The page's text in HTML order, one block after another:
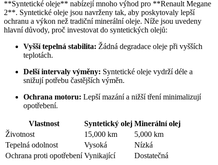
**Syntetické oleje** nabízejí mnoho výhod pro **Renault Megane
2**. Syntetické oleje jsou navrženy tak, aby poskytovaly lepší
ochranu a výkon než tradiční minerální oleje. Níže jsou uvedeny
hlavní důvody, proč investovat do syntetických olejů:
Vyšší tepelná stabilita: Žádná degradace oleje při vyšších
teplotách.
Delší intervaly výměny: Syntetické oleje vydrží déle a
snižují potřebu častějších výměn.
Ochrana motoru: Lepší mazání a nižší tření minimalizují
opotřebení.
Vlastnost Syntetický olej Minerální olej
Životnost
15,000 km
5,000 km
Tepelná odolnost
Vysoká
Nízká
Ochrana proti opotřebení Vynikající Dostatečná